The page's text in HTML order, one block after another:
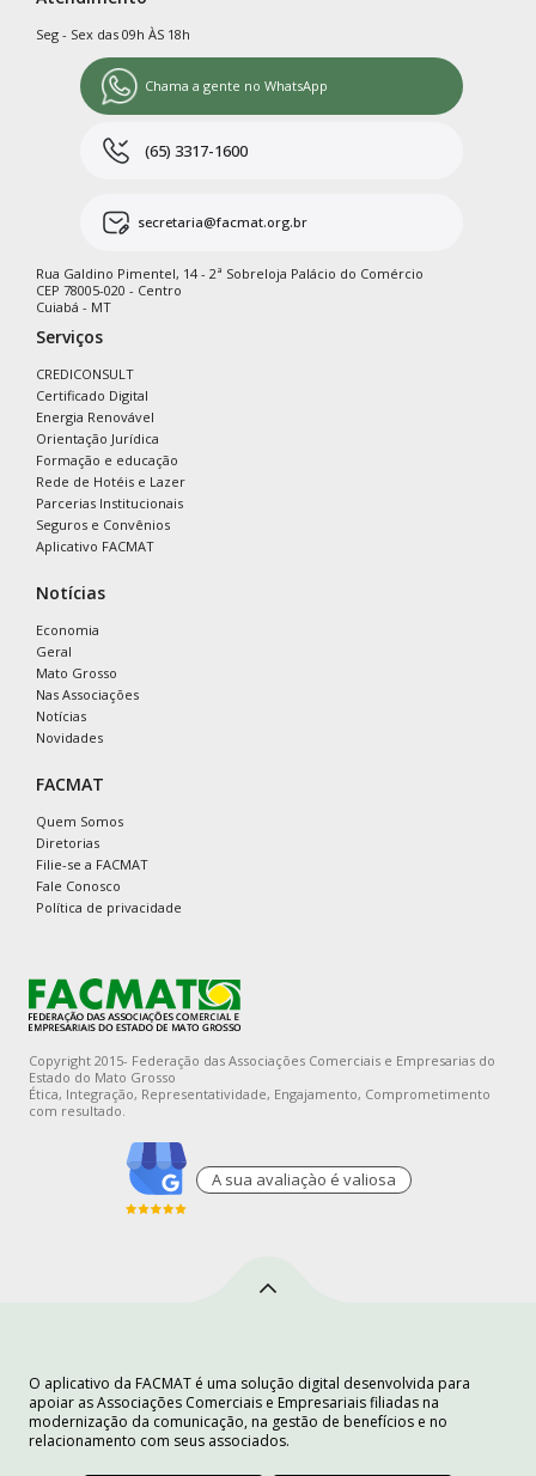
Seg - Sex das 09h ÀS 18h
Chama a gente no WhatsApp
(65) 3317-1600
secretaria@facmat.org.br
Rua Galdino Pimentel, 14 - 2ª Sobreloja Palácio do Comércio
CEP 78005-020 - Centro
Cuiabá - MT
Serviços
CREDICONSULT
Certificado Digital
Energia Renovável
Orientação Jurídica
Formação e educação
Rede de Hotéis e Lazer
Parcerias Institucionais
Seguros e Convênios
Aplicativo FACMAT
Notícias
Economia
Geral
Mato Grosso
Nas Associações
Notícias
Novidades
FACMAT
Quem Somos
Diretorias
Filie-se a FACMAT
Fale Conosco
Política de privacidade
Copyright 2015- Federação das Associações Comerciais e Empresarias do
Estado do Mato Grosso
Ética, Integração, Representatividade, Engajamento, Comprometimento
com resultado.
A sua avaliaçào é valiosa
O aplicativo da FACMAT é uma solução digital desenvolvida para
apoiar as Associações Comerciais e Empresariais filiadas na
modernização da comunicação, na gestão de benefícios e no
relacionamento com seus associados.